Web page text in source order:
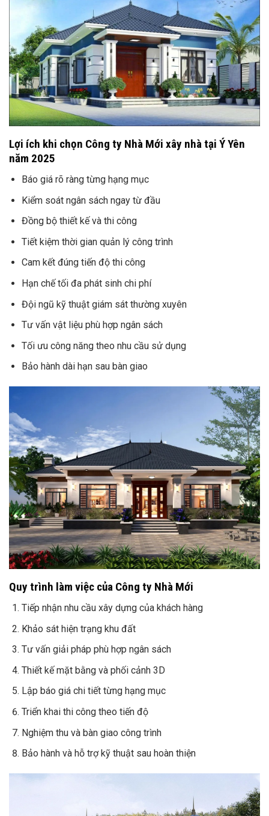
Lợi ích khi chọn Công ty Nhà Mới xây nhà tại Ý Yên
năm 2025
Báo giá rõ ràng từng hạng mục
Kiểm soát ngân sách ngay từ đầu
Đồng bộ thiết kế và thi công
Tiết kiệm thời gian quản lý công trình
Cam kết đúng tiến độ thi công
Hạn chế tối đa phát sinh chi phí
Đội ngũ kỹ thuật giám sát thường xuyên
Tư vấn vật liệu phù hợp ngân sách
Tối ưu công năng theo nhu cầu sử dụng
Bảo hành dài hạn sau bàn giao
Quy trình làm việc của Công ty Nhà Mới
Tiếp nhận nhu cầu xây dựng của khách hàng
Khảo sát hiện trạng khu đất
Tư vấn giải pháp phù hợp ngân sách
Thiết kế mặt bằng và phối cảnh 3D
Lập báo giá chi tiết từng hạng mục
Triển khai thi công theo tiến độ
Nghiệm thu và bàn giao công trình
Bảo hành và hỗ trợ kỹ thuật sau hoàn thiện